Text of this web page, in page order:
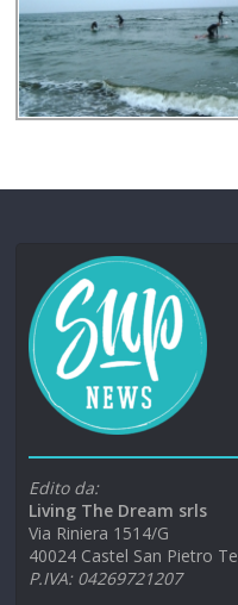
Edito da:
Living The Dream srls
Via Riniera 1514/G
40024 Castel San Pietro
P.IVA: 04269721207